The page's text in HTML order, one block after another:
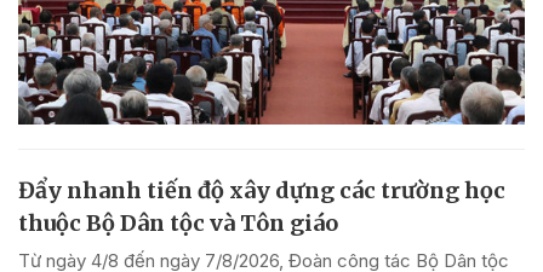
Đẩy nhanh tiến độ xây dựng các trường học
thuộc Bộ Dân tộc và Tôn giáo
Từ ngày 4/8 đến ngày 7/8/2026, Đoàn công tác Bộ Dân tộc